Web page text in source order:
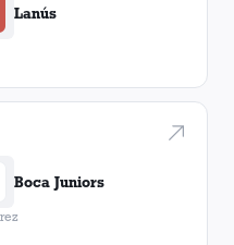
Lanús
Boca Juniors